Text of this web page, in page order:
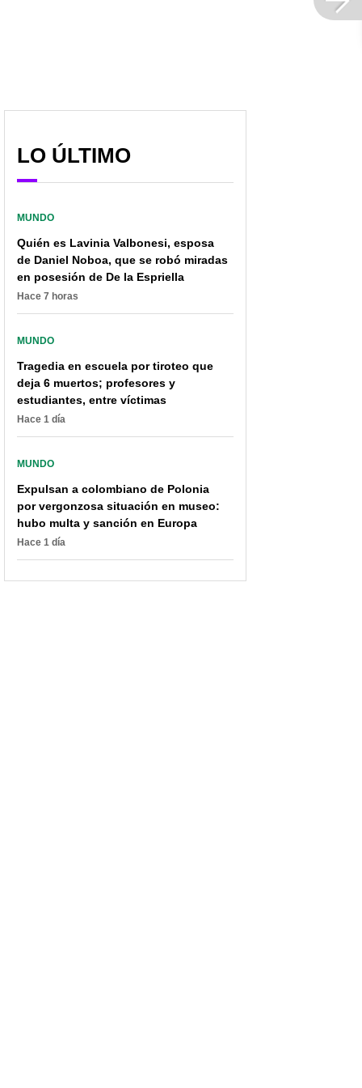
LO ÚLTIMO
MUNDO
Quién es Lavinia Valbonesi, esposa
de Daniel Noboa, que se robó miradas
en posesión de De la Espriella
Hace 7 horas
MUNDO
Tragedia en escuela por tiroteo que
deja 6 muertos; profesores y
estudiantes, entre víctimas
Hace 1 día
MUNDO
Expulsan a colombiano de Polonia
por vergonzosa situación en museo:
hubo multa y sanción en Europa
Hace 1 día